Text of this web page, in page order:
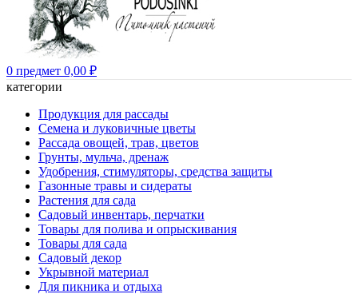
0 предмет 0,00 ₽
категории
Продукция для рассады
Семена и луковичные цветы
Рассада овощей, трав, цветов
Грунты, мульча, дренаж
Удобрения, стимуляторы, средства защиты
Газонные травы и сидераты
Растения для сада
Садовый инвентарь, перчатки
Товары для полива и опрыскивания
Товары для сада
Садовый декор
Укрывной материал
Для пикника и отдыха